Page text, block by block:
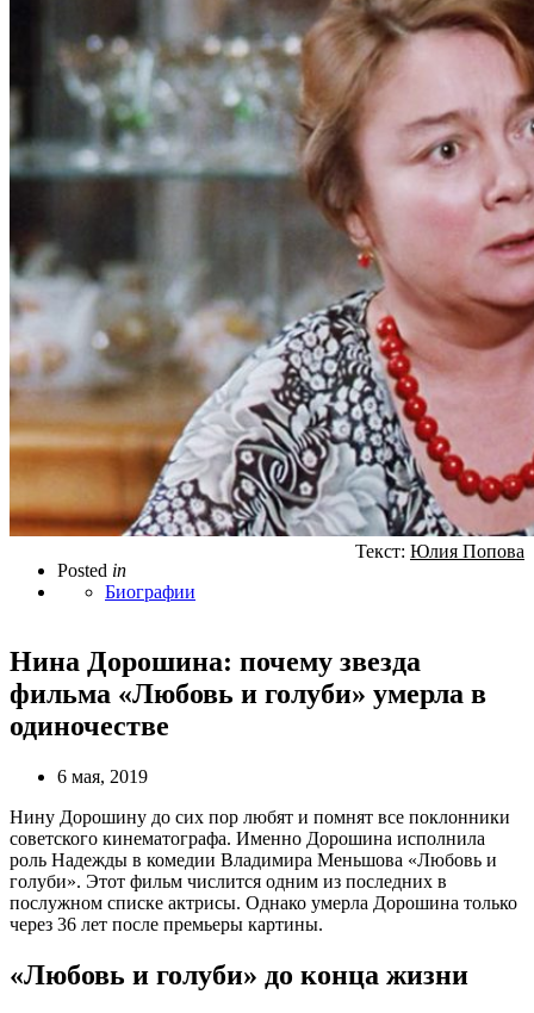
Posted in
Биографии
Текст: Юлия Попова
Нина Дорошина: почему звезда
фильма «Любовь и голуби» умерла в
одиночестве
6 мая, 2019
Нину Дорошину до сих пор любят и помнят все поклонники
советского кинематографа. Именно Дорошина исполнила
роль Надежды в комедии Владимира Меньшова «Любовь и
голуби». Этот фильм числится одним из последних в
послужном списке актрисы. Однако умерла Дорошина только
через 36 лет после премьеры картины.
«Любовь и голуби» до конца жизни